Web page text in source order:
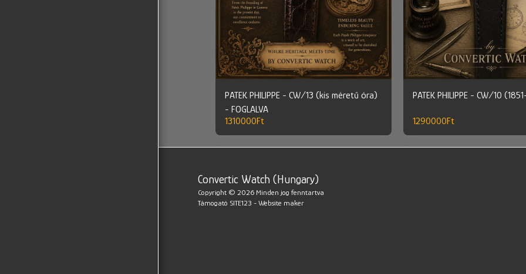
PATEK PHILIPPE - CW/13 (kis méretű óra)
- FOGLALVA
1310000Ft
PATEK PHILIPPE - CW/10
1290000Ft
Convertic Watch (Hungary)
Copyright © 2026 Minden jog fenntartva
Támogató SITE123 - Website maker